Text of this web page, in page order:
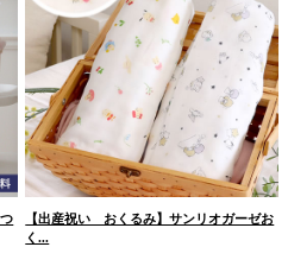
【出産祝い おくるみ】サンリオガーゼお
く...